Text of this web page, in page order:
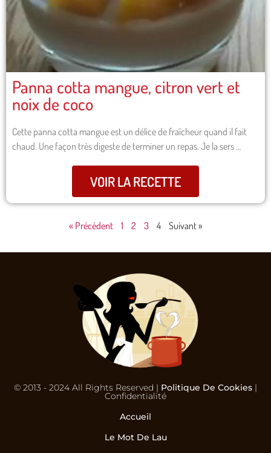
Panna cotta mangue, citron vert et
noix de coco
Cette panna cotta mangue est un délice de fraîcheur quand il fait
chaud. Une façon très digeste de terminer un repas. Je la sers …
VOIR LA RECETTE
« Précédent 1 2 3 4 Suivant »
© 2013 - 2024 All Rights Reserved | Politique De Cookies |
Confidentialité
Accueil
Le Mot De Lau